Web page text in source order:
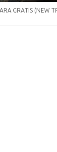
GRATIS (NEW